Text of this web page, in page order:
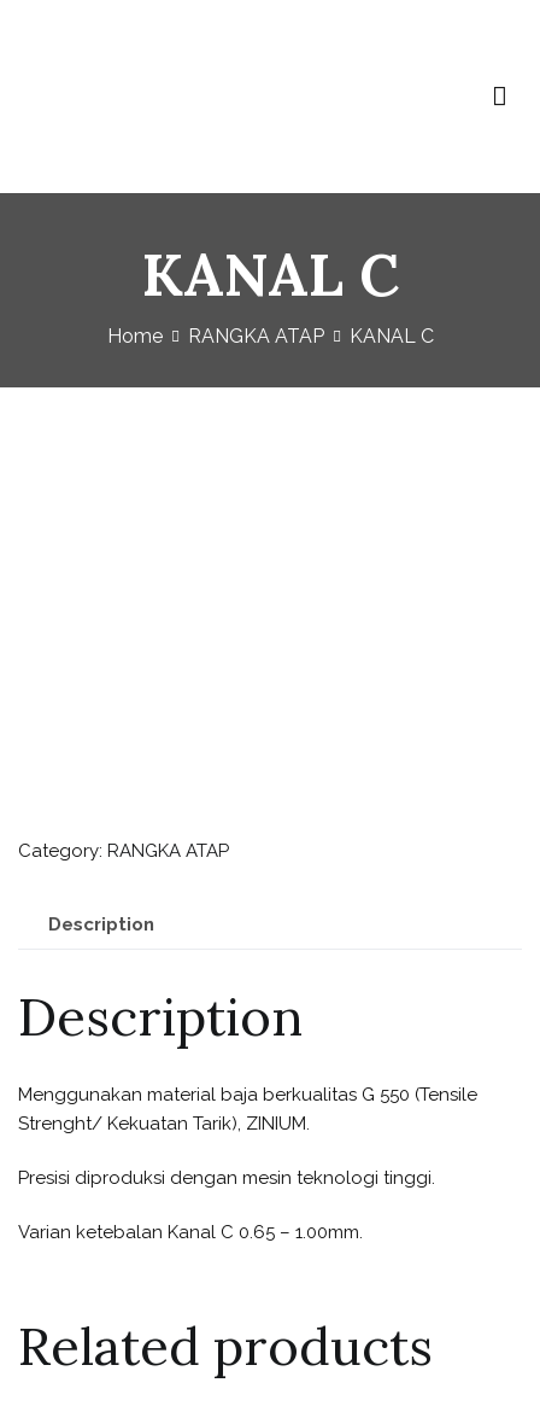
Baja Ringan Vivo
Website Baja Ringan Vivo
KANAL C
Home RANGKA ATAP KANAL C
Category: RANGKA ATAP
Description
Description
Menggunakan material baja berkualitas G 550 (Tensile
Strenght/ Kekuatan Tarik), ZINIUM.
Presisi diproduksi dengan mesin teknologi tinggi.
Varian ketebalan Kanal C 0.65 – 1.00mm.
Related products